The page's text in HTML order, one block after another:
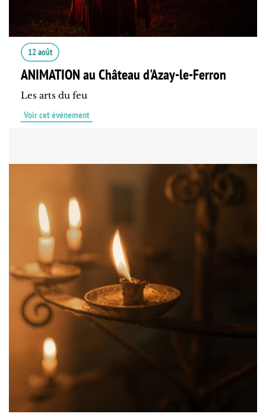
12 août
ANIMATION au Château d'Azay-le-Ferron
Les arts du feu
Voir cet événement